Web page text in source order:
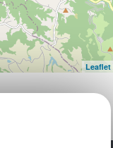
Leaflet